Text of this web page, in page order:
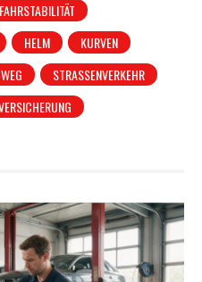
FAHRSTABILITÄT
HELM
KURVEN
STRASSENVERKEHR